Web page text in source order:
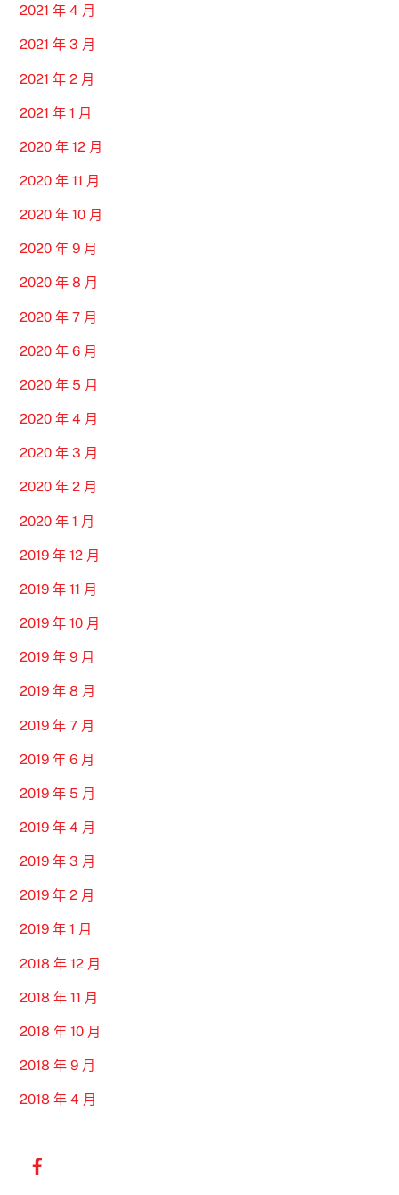
2021 年 4 月
2021 年 3 月
2021 年 2 月
2021 年 1 月
2020 年 12 月
2020 年 11 月
2020 年 10 月
2020 年 9 月
2020 年 8 月
2020 年 7 月
2020 年 6 月
2020 年 5 月
2020 年 4 月
2020 年 3 月
2020 年 2 月
2020 年 1 月
2019 年 12 月
2019 年 11 月
2019 年 10 月
2019 年 9 月
2019 年 8 月
2019 年 7 月
2019 年 6 月
2019 年 5 月
2019 年 4 月
2019 年 3 月
2019 年 2 月
2019 年 1 月
2018 年 12 月
2018 年 11 月
2018 年 10 月
2018 年 9 月
2018 年 4 月